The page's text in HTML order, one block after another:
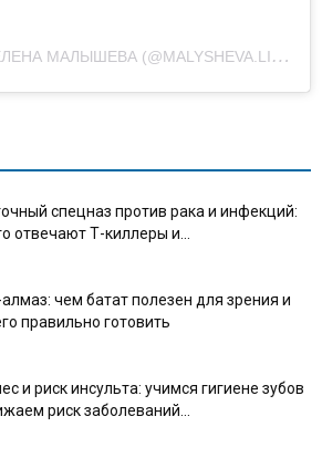
П
УБЛИКАЦИЯ ОТ ЕЛЕНА МАЛЫШЕВА (@MALYSHEVA.LIVE)
спецназ против рака и инфекций:
отвечают Т-киллеры и...
алмаз: чем батат полезен для зрения и
правильно готовить
и риск инсульта: учимся гигиене зубов
риск заболеваний...